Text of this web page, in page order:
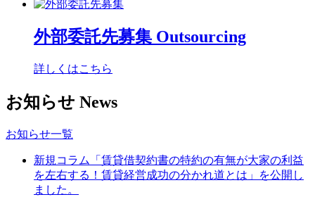
外部委託先募集 Outsourcing
詳しくはこちら
お知らせ News
お知らせ一覧
新規コラム「賃貸借契約書の特約の有無が大家の利益
を左右する！賃貸経営成功の分かれ道とは」を公開し
ました。